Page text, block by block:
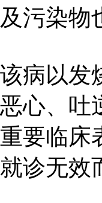
污染物
该病以发
心、吐
要临床
诊无效